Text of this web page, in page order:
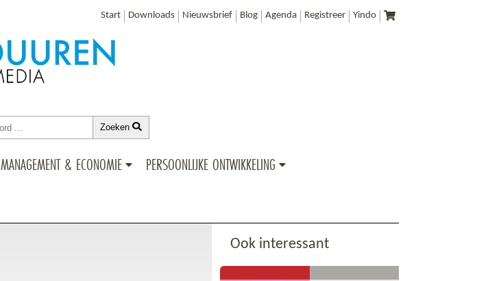
Start Downloads Nieuwsbrief Blog Agenda Registreer Yindo
Zoeken
MANAGEMENT & ECONOMIE PERSOONLIJKE ONTWIKKELING
Ook interessant